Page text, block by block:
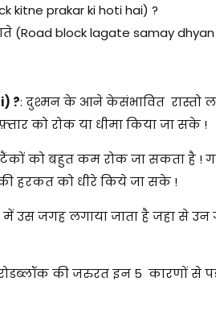
kitne prakar ki hoti hai) ?
block lagate samay
?: दुश्मन के आने केसंभावित रास्तो
को रोक या धीमा किया जा सके !
टैंकों को बहुत कम रोक जा सकता है !
हरकत को धीरे किये जा सके !
जगह लगाया जाता है जहा से उन
की जरुरत इन 5 कारणों से